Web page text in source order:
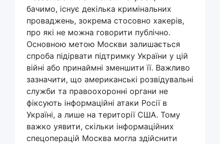
бачимо, існує декілька кримінальних
проваджень, зокрема стосовно хакерів,
про які не можна говорити публічно.
Основною метою Москви залишається
спроба підірвати підтримку України у цій
війні або принаймні зменшити її. Важливо
зазначити, що американські розвідувальні
служби та правоохоронні органи не
фіксують інформаційні атаки Росії в
Україні, а лише на території США. Тому
важко уявити, скільки інформаційних
спецоперацій Москва могла здійснити